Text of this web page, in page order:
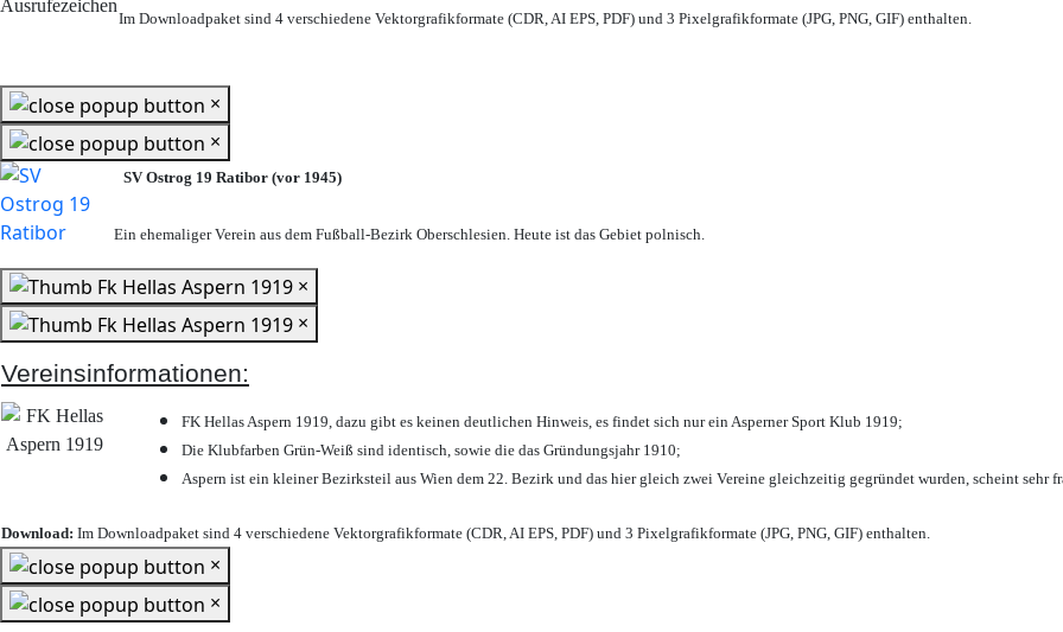
Im Downloadpaket sind 4 verschiedene Vektorgrafikformate (CDR, AI EPS, PDF) und 3 Pixelgrafikformate (JPG, PNG, GIF) enthalten.
×
×
SV Ostrog 19 Ratibor (vor 1945)
Ein ehemaliger Verein aus dem Fußball-Bezirk Oberschlesien. Heute ist das Gebiet polnisch.
×
×
Vereinsinformationen:
FK Hellas Aspern 1919, dazu gibt es keinen deutlichen Hinweis, es findet sich nur ein Asperner Sport Klub 1919;
Die Klubfarben Grün-Weiß sind identisch, sowie die das Gründungsjahr 1910;
Aspern ist ein kleiner Bezirksteil aus Wien dem 22. Bezirk und das hier gleich zwei Vereine gleichzeitig gegründet wurden, scheint sehr
Download: Im Downloadpaket sind 4 verschiedene Vektorgrafikformate (CDR, AI EPS, PDF) und 3 Pixelgrafikformate (JPG, PNG, GIF) enthalten.
×
×